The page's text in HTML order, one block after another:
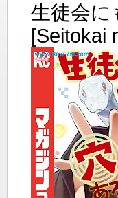
生徒会に
[Seitokai